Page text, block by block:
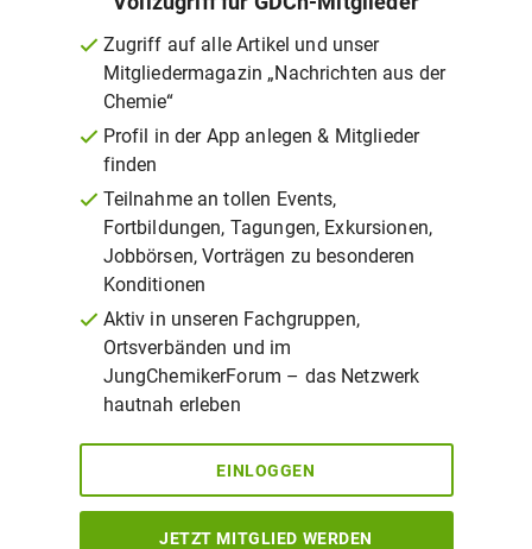
Zugriff auf alle Artikel und unser
Mitgliedermagazin „Nachrichten aus der
Chemie“
Profil in der App anlegen & Mitglieder
finden
Teilnahme an tollen Events,
Fortbildungen, Tagungen, Exkursionen,
Jobbörsen, Vorträgen zu besonderen
Konditionen
Aktiv in unseren Fachgruppen,
Ortsverbänden und im
JungChemikerForum – das Netzwerk
hautnah erleben
EINLOGGEN
JETZT MITGLIED WERDEN